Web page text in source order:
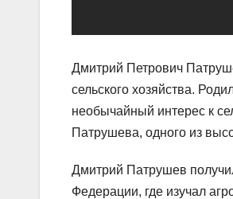
Дмитрий Петрович
сельского хозяйства.
необычайный интерес к
Патрушева, одного из
Дмитрий Патрушев
Федерации, где изучал